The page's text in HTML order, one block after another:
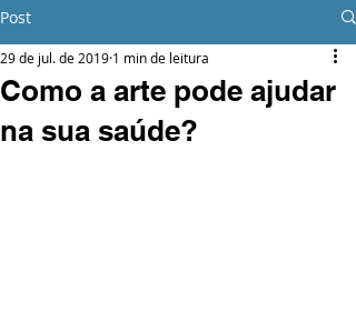
Post
Como a arte pode ajudar
na sua saúde?
29 de jul. de 2019 1 min de leitura